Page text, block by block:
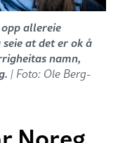
allereie
at det er ok å
namn,
| Foto: Ole Berg-